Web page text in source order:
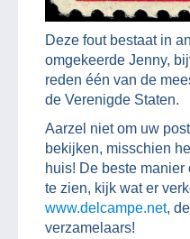
Deze fout bestaat in
omgekeerde Jenny,
reden één van de
de Verenigde Staten.
Aarzel niet om uw
bekijken, misschien
huis! De beste
te zien, kijk wat er
www.delcampe.net,
verzamelaars!